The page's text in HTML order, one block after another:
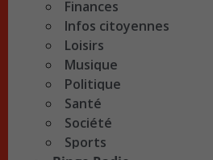
Finances
Infos citoyennes
Loisirs
Musique
Politique
Santé
Société
Sports